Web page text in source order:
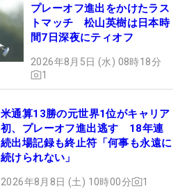
プレーオフ進出をかけたラス
トマッチ 松山英樹は日本時
間7日深夜にティオフ
2026年8月5日 (水) 08時18分
1
米通算13勝の元世界1位がキャリア
初、プレーオフ進出逃す 18年連
続出場記録も終止符「何事も永遠に
続けられない」
2026年8月8日 (土) 10時00分 1